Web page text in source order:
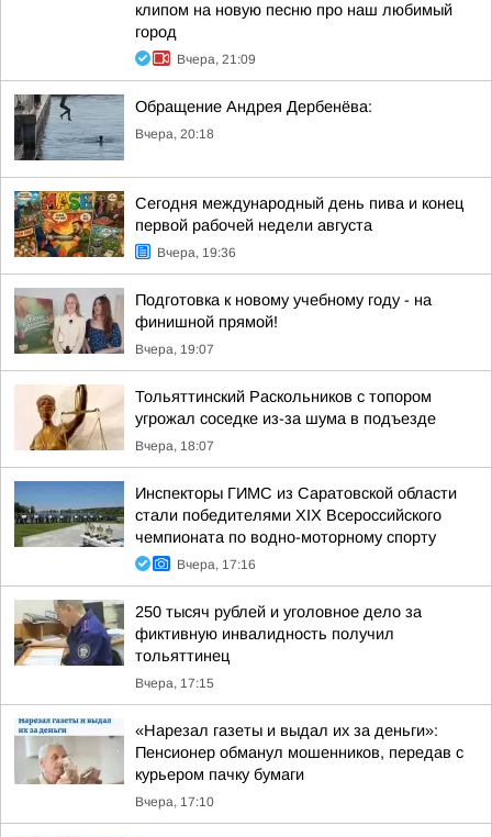
клипом на новую песню про наш любимый
город
Вчера, 21:09
Обращение Андрея Дербенёва:
Вчера, 20:18
Сегодня международный день пива и конец
первой рабочей недели августа
Вчера, 19:36
Подготовка к новому учебному году - на
финишной прямой!
Вчера, 19:07
Тольяттинский Раскольников с топором
угрожал соседке из-за шума в подъезде
Вчера, 18:07
Инспекторы ГИМС из Саратовской области
стали победителями XIX Всероссийского
чемпионата по водно-моторному спорту
Вчера, 17:16
250 тысяч рублей и уголовное дело за
фиктивную инвалидность получил
тольяттинец
Вчера, 17:15
«Нарезал газеты и выдал их за деньги»:
Пенсионер обманул мошенников, передав с
курьером пачку бумаги
Вчера, 17:10